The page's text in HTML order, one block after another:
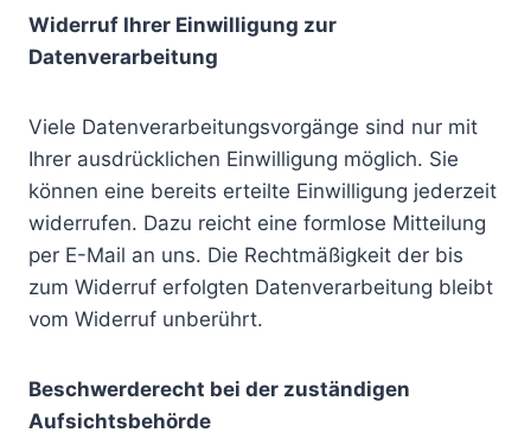
Widerruf Ihrer Einwilligung zur
Datenverarbeitung
Viele Datenverarbeitungsvorgänge sind nur mit
Ihrer ausdrücklichen Einwilligung möglich. Sie
können eine bereits erteilte Einwilligung jederzeit
widerrufen. Dazu reicht eine formlose Mitteilung
per E-Mail an uns. Die Rechtmäßigkeit der bis
zum Widerruf erfolgten Datenverarbeitung bleibt
vom Widerruf unberührt.
Beschwerderecht bei der zuständigen
Aufsichtsbehörde